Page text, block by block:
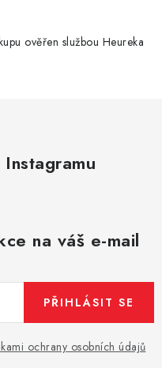
ověřen službou Heureka
na váš e-mail
ochrany osobních údajů
PŘIHLÁSIT SE